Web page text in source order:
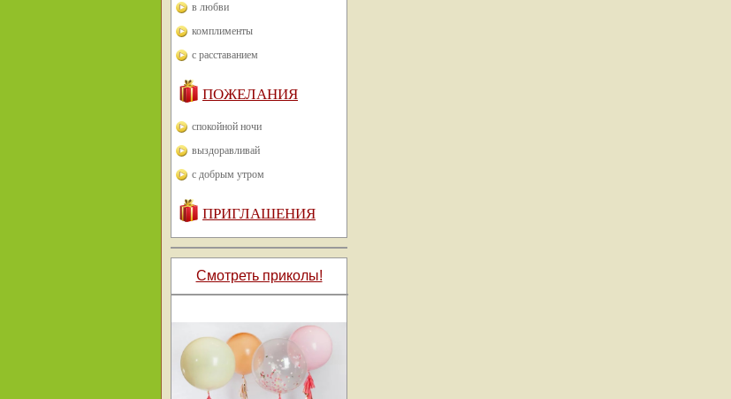
в любви
комплименты
с расставанием
ПОЖЕЛАНИЯ
спокойной ночи
выздоравливай
с добрым утром
ПРИГЛАШЕНИЯ
Смотреть приколы!